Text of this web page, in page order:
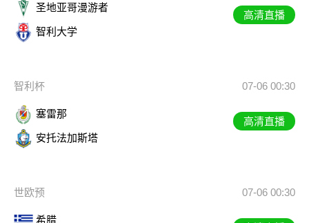
圣地亚哥漫游者
智利大学
高清直播
智利杯 07-06 00:30
塞雷那
安托法加斯塔
高清直播
世欧预 07-06 00:30
希腊